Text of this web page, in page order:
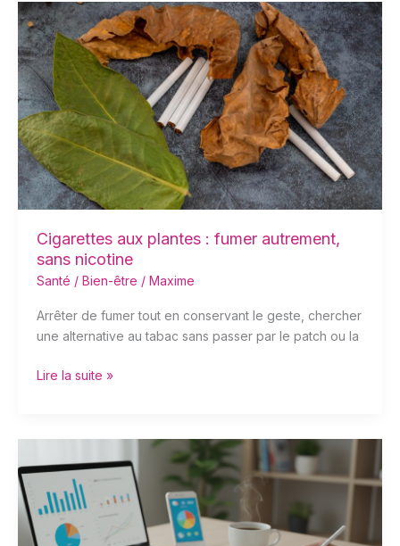
Cigarettes aux plantes : fumer autrement,
sans nicotine
Santé / Bien-être / Maxime
Arrêter de fumer tout en conservant le geste, chercher
une alternative au tabac sans passer par le patch ou la
Cigarettes
aux
plantes
:
fumer
autrement,
sans
nicotine
Lire la suite »
pratique
pour
maîtriser